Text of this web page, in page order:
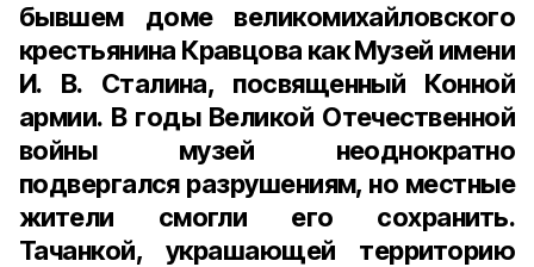
бывшем доме великомихайловского
крестьянина Кравцова как Музей имени
И. В. Сталина, посвященный Конной
армии. В годы Великой Отечественной
войны музей неоднократно
подвергался разрушениям, но местные
жители смогли его сохранить.
Тачанкой, украшающей территорию